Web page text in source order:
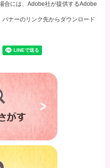
合には、Adobe社が提供するAdobe
ナーのリンク先からダウンロード